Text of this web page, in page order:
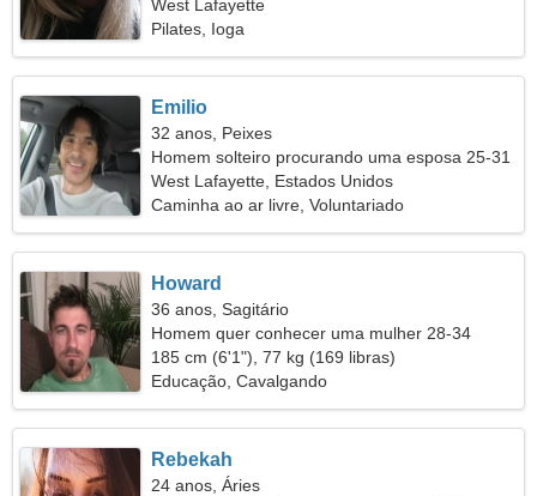
West Lafayette
Pilates, Ioga
Emilio
32 anos, Peixes
Homem solteiro procurando uma esposa 25-31
West Lafayette, Estados Unidos
Caminha ao ar livre, Voluntariado
Howard
36 anos, Sagitário
Homem quer conhecer uma mulher 28-34
185 cm (6'1"), 77 kg (169 libras)
Educação, Cavalgando
Rebekah
24 anos, Áries